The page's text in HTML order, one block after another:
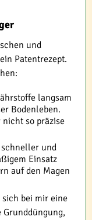
und
Patentrezept.
langsam
Bodenleben.
so präzise
und
Einsatz
auf den Magen
bei mir eine
Grunddüngung,